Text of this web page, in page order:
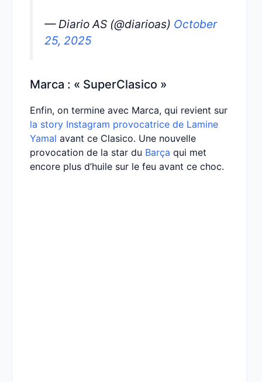
— Diario AS (@diarioas) October
25, 2025
Marca : « SuperClasico »
Enfin, on termine avec Marca, qui revient sur
la story Instagram provocatrice de Lamine
Yamal avant ce Clasico. Une nouvelle
provocation de la star du Barça qui met
encore plus d’huile sur le feu avant ce choc.